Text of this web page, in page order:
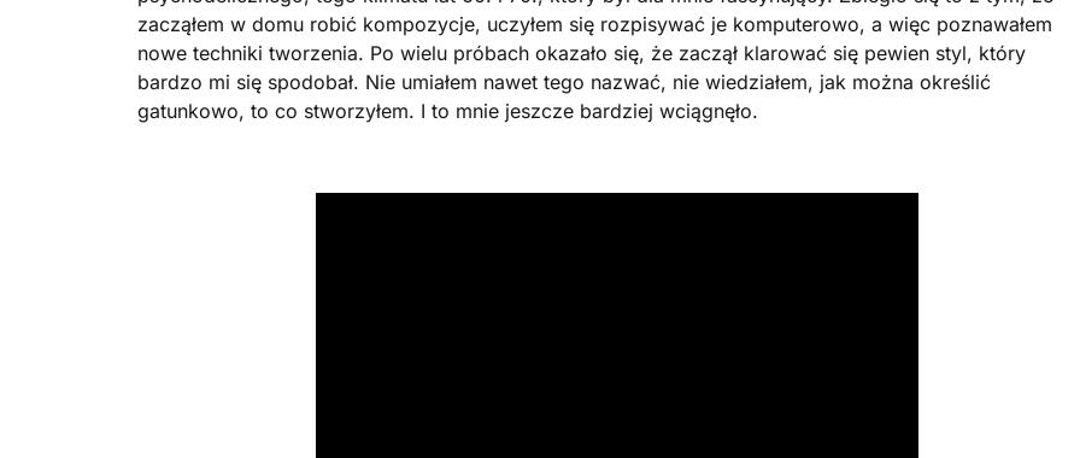
zacząłem w domu robić kompozycje, uczyłem się rozpisywać je komputerowo, a więc poznawałem
nowe techniki tworzenia. Po wielu próbach okazało się, że zaczął klarować się pewien styl, który
bardzo mi się spodobał. Nie umiałem nawet tego nazwać, nie wiedziałem, jak można określić
gatunkowo, to co stworzyłem. I to mnie jeszcze bardziej wciągnęło.